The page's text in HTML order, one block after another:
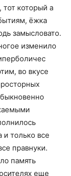
который а
ёжка
замысловато.
изменило
во вкусе
и только все
правнуки.
память
еще